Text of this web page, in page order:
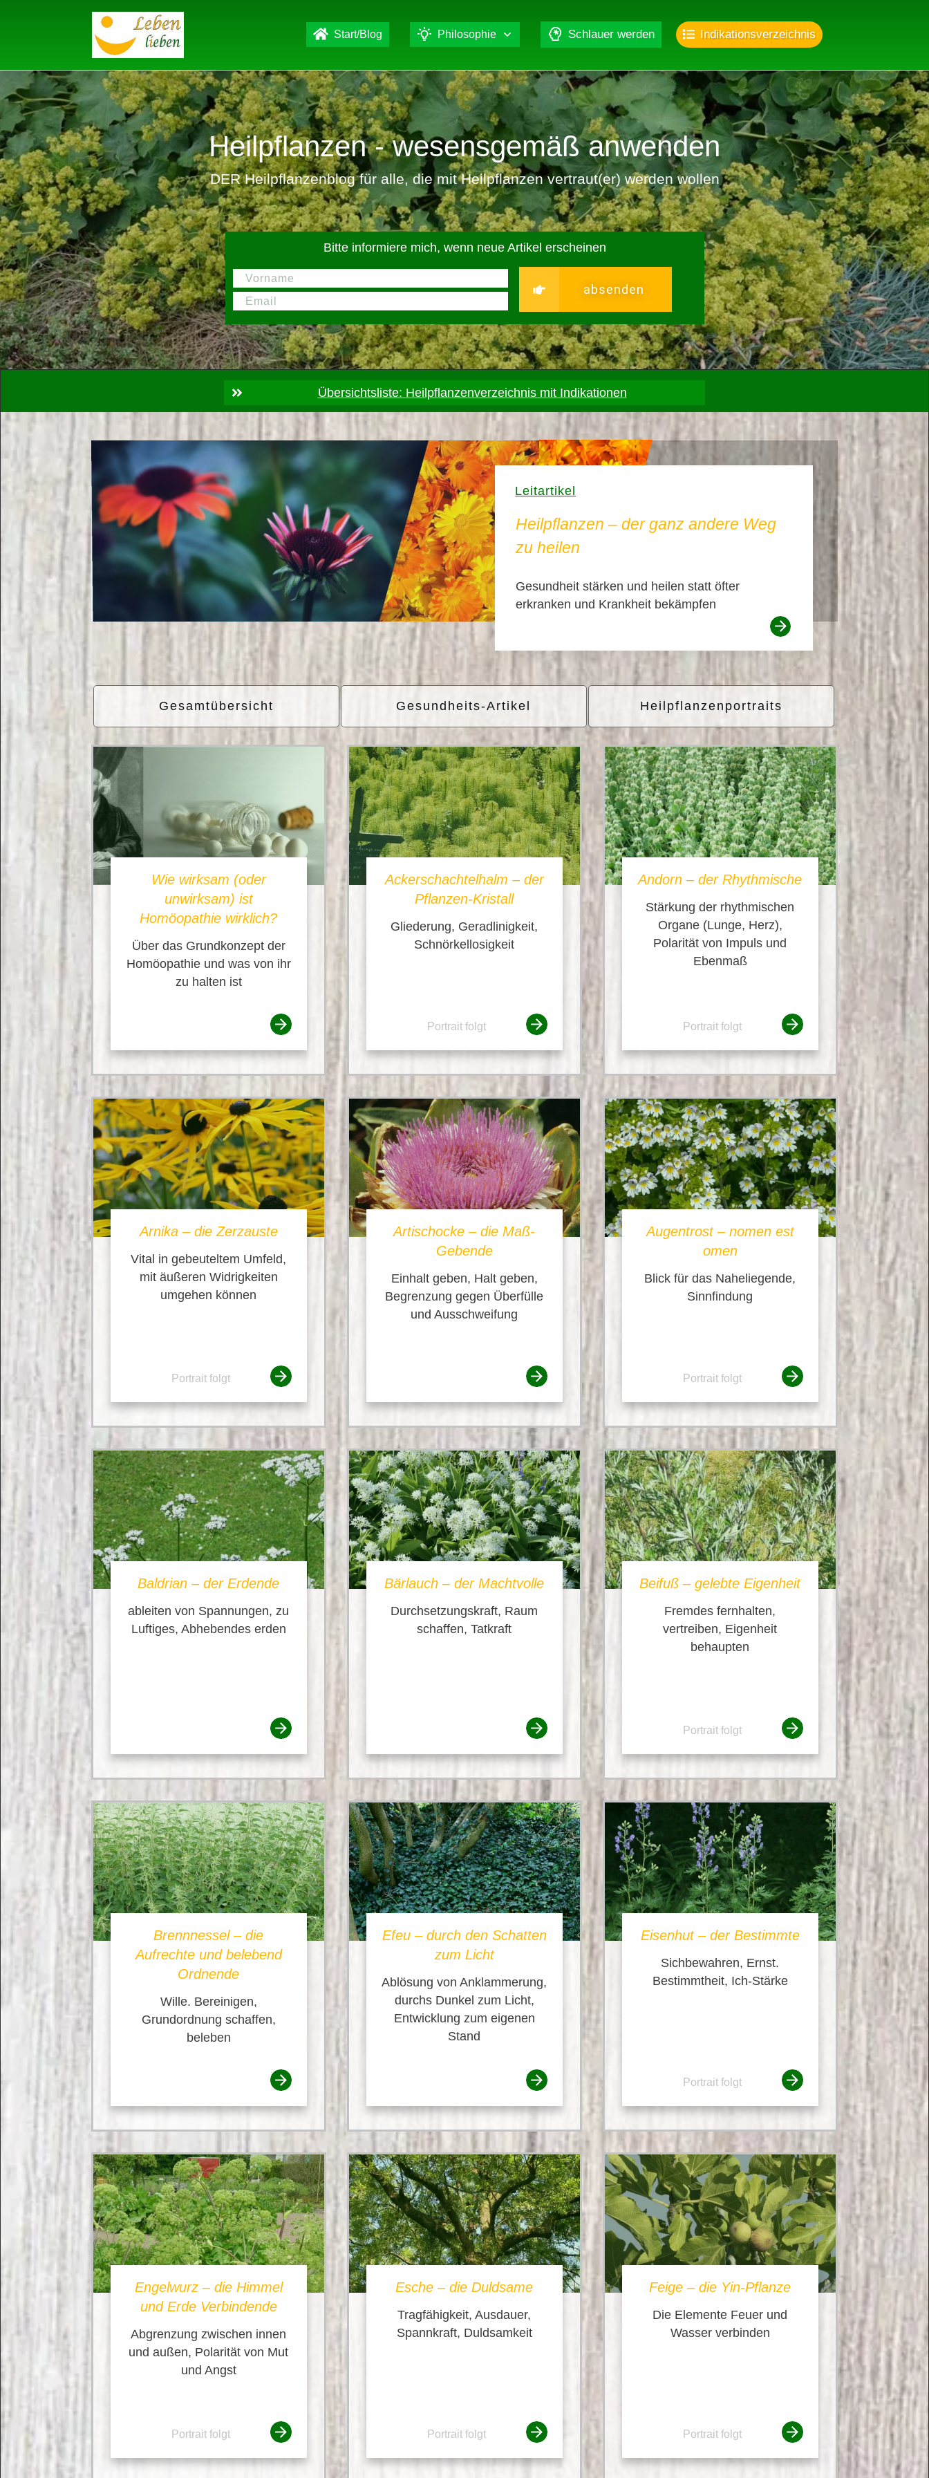
Start/Blog Philosophie Schlauer werden Indikationsverzeichnis
Heilpflanzen - wesensgemäß anwenden
DER Heilpflanzenblog für alle, die mit Heilpflanzen vertraut(er) werden wollen
Bitte informiere mich, wenn neue Artikel erscheinen
absenden
Übersichtsliste: Heilpflanzenverzeichnis mit Indikationen
Leitartikel
Heilpflanzen – der ganz andere Weg
zu heilen
Gesundheit stärken und heilen statt öfter
erkranken und Krankheit bekämpfen
Gesamtübersicht Gesundheits-Artikel Heilpflanzenportraits
Wie wirksam (oder
unwirksam) ist
Homöopathie wirklich?
Über das Grundkonzept der
Homöopathie und was von ihr
zu halten ist
Ackerschachtelhalm – der
Pflanzen-Kristall
Gliederung, Geradlinigkeit,
Schnörkellosigkeit
Portrait folgt
Andorn – der Rhythmische
Stärkung der rhythmischen
Organe (Lunge, Herz),
Polarität von Impuls und
Ebenmaß
Portrait folgt
Arnika – die Zerzauste
Vital in gebeuteltem Umfeld,
mit äußeren Widrigkeiten
umgehen können
Portrait folgt
Artischocke – die Maß-
Gebende
Einhalt geben, Halt geben,
Begrenzung gegen Überfülle
und Ausschweifung
Augentrost – nomen est
omen
Blick für das Naheliegende,
Sinnfindung
Portrait folgt
Baldrian – der Erdende
ableiten von Spannungen, zu
Luftiges, Abhebendes erden
Bärlauch – der Machtvolle
Durchsetzungskraft, Raum
schaffen, Tatkraft
Beifuß – gelebte Eigenheit
Fremdes fernhalten,
vertreiben, Eigenheit
behaupten
Portrait folgt
Brennnessel – die
Aufrechte und belebend
Ordnende
Wille. Bereinigen,
Grundordnung schaffen,
beleben
Efeu – durch den Schatten
zum Licht
Ablösung von Anklammerung,
durchs Dunkel zum Licht,
Entwicklung zum eigenen
Stand
Eisenhut – der Bestimmte
Sichbewahren, Ernst.
Bestimmtheit, Ich-Stärke
Portrait folgt
Engelwurz – die Himmel
und Erde Verbindende
Abgrenzung zwischen innen
und außen, Polarität von Mut
und Angst
Portrait folgt
Esche – die Duldsame
Tragfähigkeit, Ausdauer,
Spannkraft, Duldsamkeit
Portrait folgt
Feige – die Yin-Pflanze
Die Elemente Feuer und
Wasser verbinden
Portrait folgt